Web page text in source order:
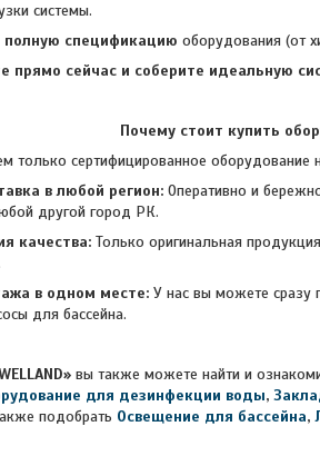
системы.
полную спецификацию оборудования (от
прямо сейчас и соберите идеальную
Почему стоит купить
сертифицированное оборудование
в любой регион: Оперативно и
другой город РК.
качества: Только оригинальная
в одном месте: У нас вы можете сразу
для бассейна.
вы также можете найти и
для дезинфекции воды,
подобрать Освещение для бассейна,